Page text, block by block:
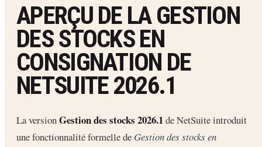
APERÇU DE LA GESTION
DES STOCKS EN
CONSIGNATION DE
NETSUITE 2026.1
La versionGestion des stocks 2026.1de NetSuite introduit
une fonctionnalité formelle de Gestion des stocks en